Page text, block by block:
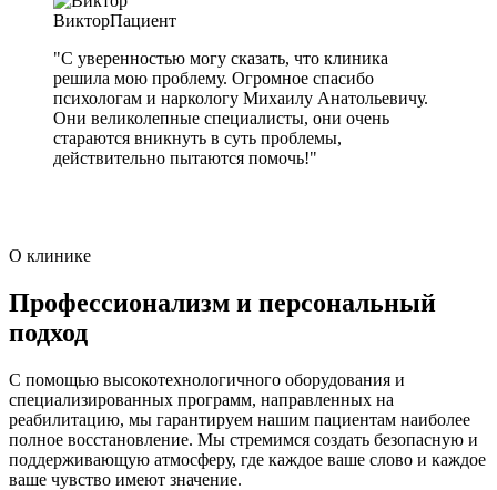
ВикторПациент
"С уверенностью могу сказать, что клиника
решила мою проблему. Огромное спасибо
психологам и наркологу Михаилу Анатольевичу.
Они великолепные специалисты, они очень
стараются вникнуть в суть проблемы,
действительно пытаются помочь!"
О клинике
Профессионализм и персональный
подход
С помощью высокотехнологичного оборудования и
специализированных программ, направленных на
реабилитацию, мы гарантируем нашим пациентам наиболее
полное восстановление. Мы стремимся создать безопасную и
поддерживающую атмосферу, где каждое ваше слово и каждое
ваше чувство имеют значение.